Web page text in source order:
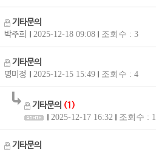
기타문의
박주희
2025-12-18 09:08 조회수 : 3
기타문의
명미정
2025-12-15 15:49 조회수 : 4
기타문의 (1)
2025-12-17 16:32 조회수 : 1
기타문의